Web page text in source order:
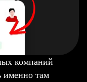
компаний
именно там